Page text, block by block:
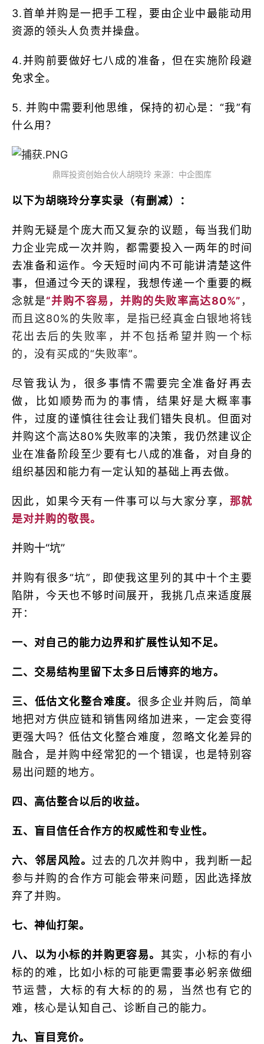
3.首单并购是一把手工程，要由企业中最能动用
资源的领头人负责并操盘。
4.并购前要做好七八成的准备，但在实施阶段避
免求全。
5. 并购中需要利他思维，保持的初心是：“我”有
什么用？
鼎晖投资创始合伙人胡晓玲 来源：中企图库
以下为胡晓玲分享实录（有删减）：
并购无疑是个庞大而又复杂的议题，每当我们助
力企业完成一次并购，都需要投入一两年的时间
去准备和运作。今天短时间内不可能讲清楚这件
事，但通过今天的课程，我想传递一个重要的概
念就是“并购不容易，并购的失败率高达80%” ，
而且这80%的失败率，是指已经真金白银地将钱
花出去后的失败率，并不包括希望并购一个标
的，没有买成的“失败率”。
尽管我认为，很多事情不需要完全准备好再去
做，比如顺势而为的事情，结果好是大概率事
件，过度的谨慎往往会让我们错失良机。但面对
并购这个高达80%失败率的决策，我仍然建议企
业在准备阶段至少要有七八成的准备，对自身的
组织基因和能力有一定认知的基础上再去做。
因此，如果今天有一件事可以与大家分享， 那就
是对并购的敬畏。
并购十“坑”
并购有很多“坑”，即使我这里列的其中十个主要
陷阱，今天也不够时间展开，我挑几点来适度展
开：
一、对自己的能力边界和扩展性认知不足。
二、交易结构里留下太多日后博弈的地方。
三、低估文化整合难度。 很多企业并购后，简单
地把对方供应链和销售网络加进来，一定会变得
更强大吗？低估文化整合难度，忽略文化差异的
融合，是并购中经常犯的一个错误，也是特别容
易出问题的地方。
四、高估整合以后的收益。
五、盲目信任合作方的权威性和专业性。
六、邻居风险。过去的几次并购中，我判断一起
参与并购的合作方可能会带来问题，因此选择放
弃了并购。
七、神仙打架。
八、以为小标的并购更容易。 其实，小标的有小
标的的难，比如小标的可能更需要事必躬亲做细
节运营，大标的有大标的的易，当然也有它的
难，核心是认知自己、诊断自己的能力。
九、盲目竞价。